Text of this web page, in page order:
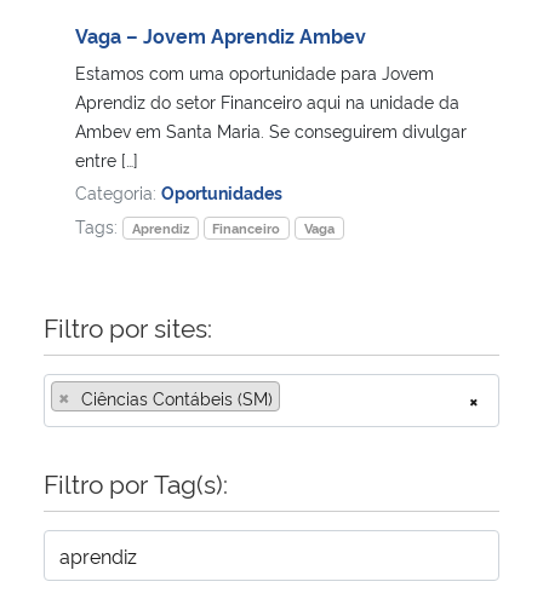
Ministério da Saúde
Ministério de Minas e Energia
Ministério do Meio Ambiente
Ministério do Desenvolvimento Regional
Ministério da Mulher, da Família e dos Direitos Humanos
Secretaria-Geral
Vaga – Jovem Aprendiz Ambev
Estamos com uma oportunidade para Jovem
Aprendiz do setor Financeiro aqui na unidade da
Ambev em Santa Maria. Se conseguirem divulgar
entre […]
Categoria: Oportunidades
Tags:
Aprendiz Financeiro Vaga
Filtro por sites:
×
× Ciências Contábeis (SM)
Filtro por Tag(s):